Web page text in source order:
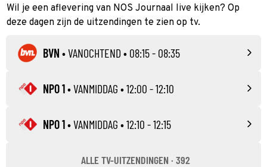
Wil je een aflevering van NOS Journaal live kijken? Op
deze dagen zijn de uitzendingen te zien op tv.
BVN •VANOCHTEND • 08:15 - 08:35
NPO 1•VANMIDDAG • 12:00 - 12:10
NPO 1•VANMIDDAG • 12:10 - 12:15
ALLE TV-UITZENDINGEN · 392